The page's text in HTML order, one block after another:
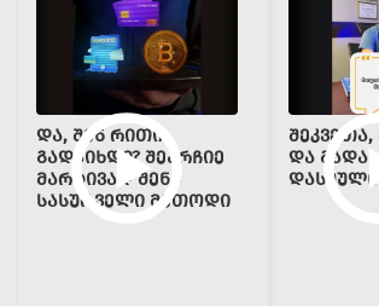
ᲓᲐ, ᲨᲔᲜ ᲠᲘᲗᲘ
ᲒᲐᲓᲐᲘᲮᲓᲘ? ᲨᲔᲐᲠᲩᲘᲔ
ᲛᲐᲠᲢᲘᲕᲐᲓ ᲨᲔᲜᲘ
ᲡᲐᲡᲣᲠᲕᲔᲚᲘ ᲛᲔᲗᲝᲓᲘ
ᲓᲐ
ᲓᲐᲡᲛᲣᲚᲘ